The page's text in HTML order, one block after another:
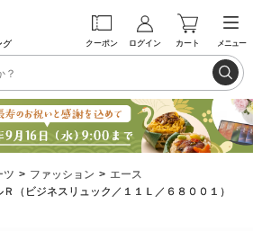
グ クーポン ログイン カート メニュー
ツ ファッション
エース
（ビジネスリュック／１１Ｌ／６８００１）